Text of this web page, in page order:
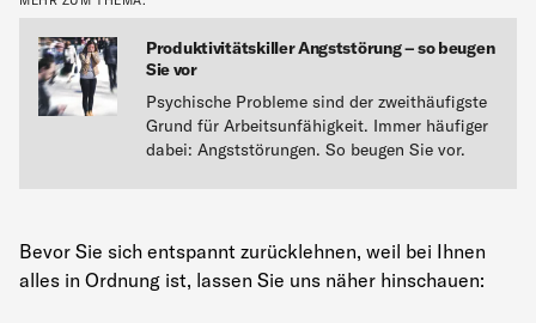
Produktivitätskiller Angststörung – so beugen
Sie vor
Psychische Probleme sind der zweithäufigste
Grund für Arbeitsunfähigkeit. Immer häufiger
dabei: Angststörungen. So beugen Sie vor.
Bevor Sie sich entspannt zurücklehnen, weil bei Ihnen
alles in Ordnung ist, lassen Sie uns näher hinschauen: